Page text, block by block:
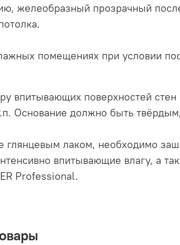
желеобразный прозрачный
помещениях при условии
впитывающих поверхностей
Основание должно быть
глянцевым лаком, необходимо
впитывающие влагу, а
Professional.